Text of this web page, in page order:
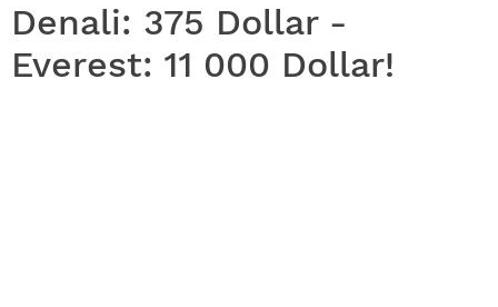
Denali: 375 Dollar -
Everest: 11 000 Dollar!